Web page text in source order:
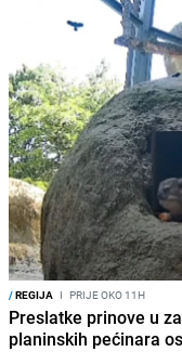
/REGIJA I PRIJE OKO 11H
Preslatke prinove u
planinskih pećinara